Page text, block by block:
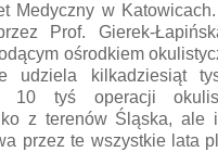
Medyczny w
Prof. Gierek-
ośrodkiem
udziela kilkadziesiąt
10 tyś operacji
z terenów Śląska, ale i
przez te wszystkie lata